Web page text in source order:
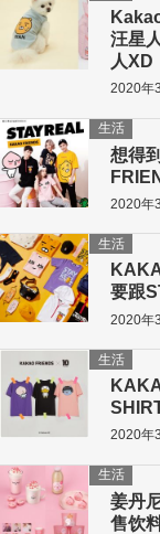
汪星
人XD
2020年
想得
生活
2020年
要跟
生活
2020年
生活
2020年
姜丹
售饮
生活